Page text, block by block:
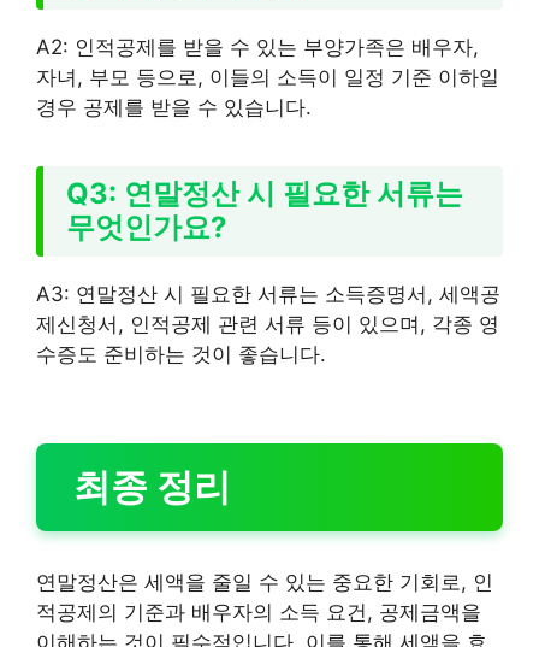
A2: 인적공제를 받을 수 있는 부양가족은 배우자,
자녀, 부모 등으로, 이들의 소득이 일정 기준 이하일
경우 공제를 받을 수 있습니다.
Q3: 연말정산 시 필요한 서류는
무엇인가요?
A3: 연말정산 시 필요한 서류는 소득증명서, 세액공
제신청서, 인적공제 관련 서류 등이 있으며, 각종 영
수증도 준비하는 것이 좋습니다.
최종 정리
연말정산은 세액을 줄일 수 있는 중요한 기회로, 인
적공제의 기준과 배우자의 소득 요건, 공제금액을